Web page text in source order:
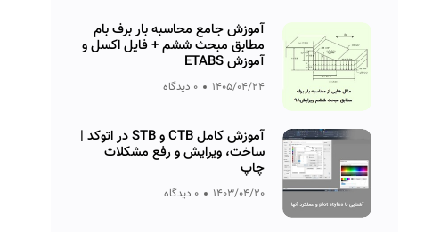
آموزش جامع محاسبه بار برف بام
مطابق مبحث ششم + فایل اکسل و
آموزش ETABS
1405/04/24 0 دیدگاه
آموزش کامل CTB و STB در اتوکد |
ساخت، ویرایش و رفع مشکلات
چاپ
1403/04/20 0 دیدگاه